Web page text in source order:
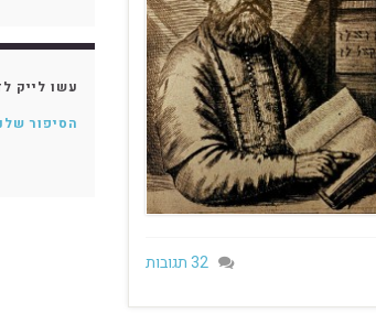
32 תגובות
עשו לייק
הסיפור